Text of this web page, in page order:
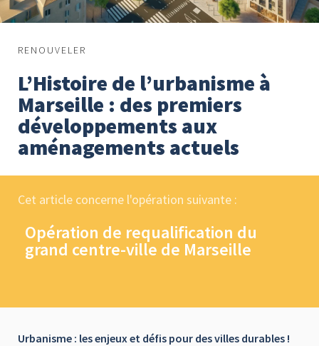
RENOUVELER
L’Histoire de l’urbanisme à
Marseille : des premiers
développements aux
aménagements actuels
Cet article concerne l'opération suivante :
Opération de requalification du
grand centre-ville de Marseille
Urbanisme : les enjeux et défis pour des villes durables !